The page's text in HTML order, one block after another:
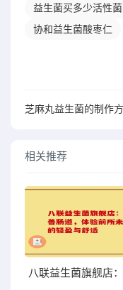
益生菌买多少活性菌
协和益生菌酸枣仁
相关推荐